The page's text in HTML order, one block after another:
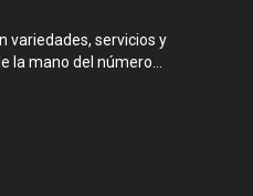
variedades, servicios y
la mano del número...